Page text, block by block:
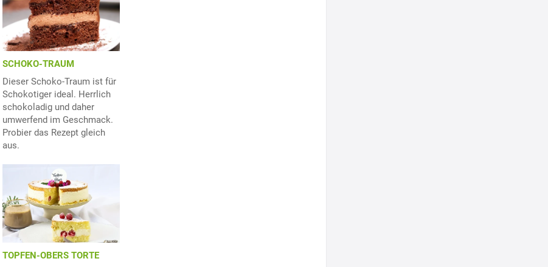
SCHOKO-TRAUM
Dieser Schoko-Traum ist für
Schokotiger ideal. Herrlich
schokoladig und daher
umwerfend im Geschmack.
Probier das Rezept gleich
aus.
TOPFEN-OBERS TORTE